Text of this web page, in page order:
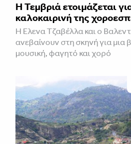
Η Τεμβριά ετοιμάζεται
καλοκαιρινή της
Η Έλενα Τζαβέλλα και ο
ανεβαίνουν στη σκηνή για μια
μουσική, φαγητό και χορό